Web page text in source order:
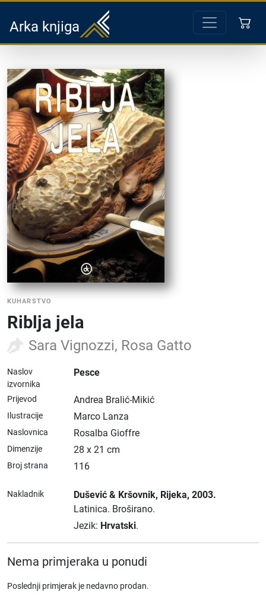
Arka knjiga
KUHARSTVO
Riblja jela
Sara Vignozzi, Rosa Gatto
Naslov
izvornika
Pesce
Prijevod Andrea Bralić-Mikić
Ilustracije Marco Lanza
Naslovnica Rosalba Gioffre
Dimenzije 28 x 21 cm
Broj strana 116
Nakladnik Dušević & Kršovnik, Rijeka, 2003.
Latinica. Broširano.
Jezik: Hrvatski.
Nema primjeraka u ponudi
Poslednji primjerak je nedavno prodan.